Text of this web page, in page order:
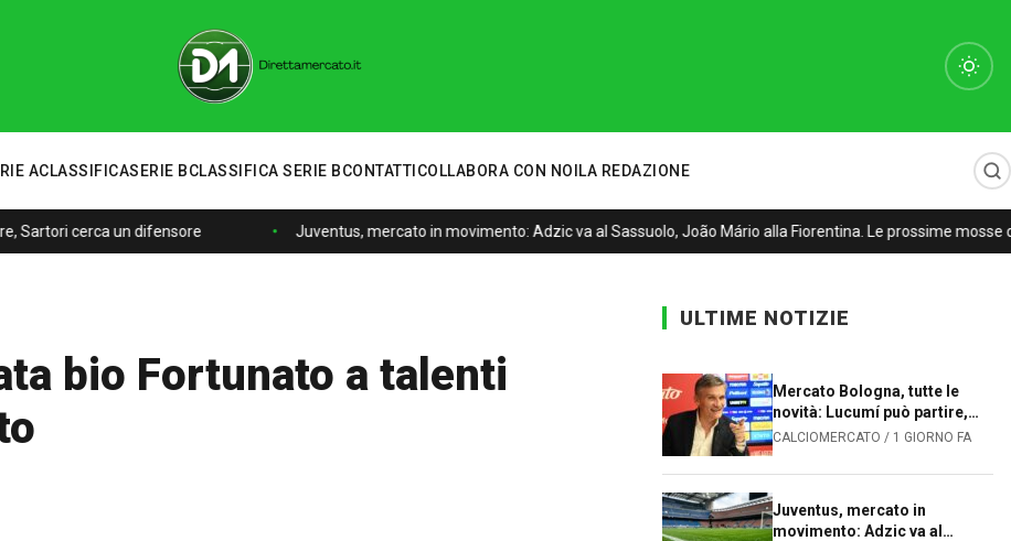
ACLASSIFICASERIE BCLASSIFICA SERIE BCONTATTI COLLABORA CON NOI LA REDAZIONE
Sartori cerca un difensore Juventus, mercato in movimento: Adzic va al Sassuolo, João Mário alla Fiorentina. Le prossime mosse
bio Fortunato a talenti
ULTIME NOTIZIE
Mercato Bologna, tutte le
novità: Lucumí può partire,
Sartori cerca un difensore
CALCIOMERCATO / 1 GIORNO FA
Juventus, mercato in
movimento: Adzic va al